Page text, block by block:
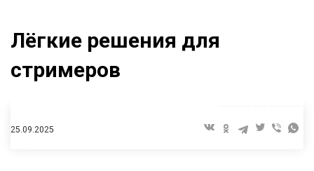
Лёгкие решения для
стримеров
25.09.2025